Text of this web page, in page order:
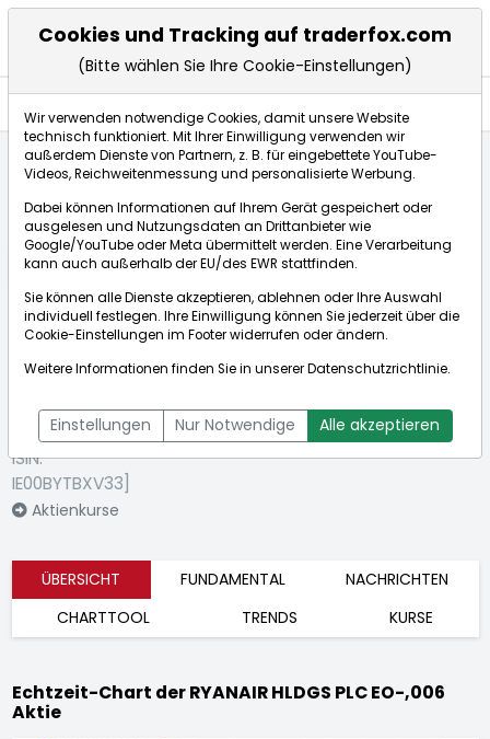
Börse:
HLDGS PLC
[WKN: A1401Z |
ISIN:
IE00BYTBXV33]
Aktienkurse
Bid:25,010€Ask:25,140€
ÜBERSICHT FUNDAMENTAL
NACHRICHTEN
CHARTTOOL
TRENDS KURSE
Echtzeit-Chart der RYANAIR HLDGS PLC EO-,006
Aktie
Cookies und Tracking auf traderfox.com
(Bitte wählen Sie Ihre Cookie-Einstellungen)
Wir verwenden notwendige Cookies, damit unsere Website
technisch funktioniert. Mit Ihrer Einwilligung verwenden wir
außerdem Dienste von Partnern, z. B. für eingebettete YouTube-
Videos, Reichweitenmessung und personalisierte Werbung.
Dabei können Informationen auf Ihrem Gerät gespeichert oder
ausgelesen und Nutzungsdaten an Drittanbieter wie
Google/YouTube oder Meta übermittelt werden. Eine Verarbeitung
kann auch außerhalb der EU/des EWR stattfinden.
Sie können alle Dienste akzeptieren, ablehnen oder Ihre Auswahl
individuell festlegen. Ihre Einwilligung können Sie jederzeit über die
Cookie-Einstellungen im Footer widerrufen oder ändern.
Weitere Informationen finden Sie in unsererDatenschutzrichtlinie.
Einstellungen Nur Notwendige Alle akzeptieren